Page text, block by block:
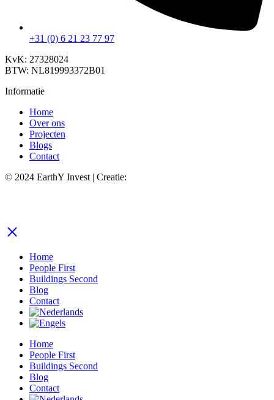
+31 (0) 6 21 23 77 97
KvK: 27328024
BTW: NL819993372B01
Informatie
Home
Over ons
Projecten
Blogs
Contact
© 2024 EarthY Invest | Creatie:
Home
People First
Buildings Second
Blog
Contact
Home
People First
Buildings Second
Blog
Contact